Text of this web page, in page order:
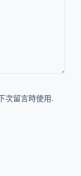
次留言時使用.